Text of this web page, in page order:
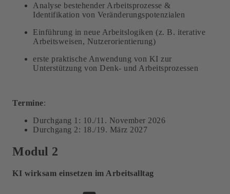
Analyse bestehender Arbeitsprozesse &
Identifikation von Veränderungspotenzialen
Einführung in neue Arbeitslogiken (z. B. iterative
Arbeitsweisen, Nutzerorientierung)
erste praktische Anwendung von KI zur
Unterstützung von Denk- und Arbeitsprozessen
Termine:
Durchgang 1: 10./11. November 2026
Durchgang 2: 18./19. März 2027
Modul 2
KI wirksam einsetzen im Arbeitsalltag